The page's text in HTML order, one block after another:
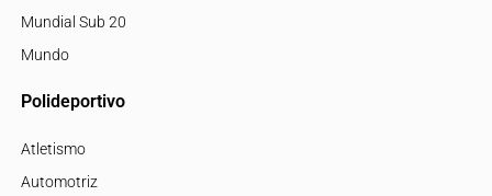
Mundial Sub 20
Mundo
Polideportivo
Atletismo
Automotriz